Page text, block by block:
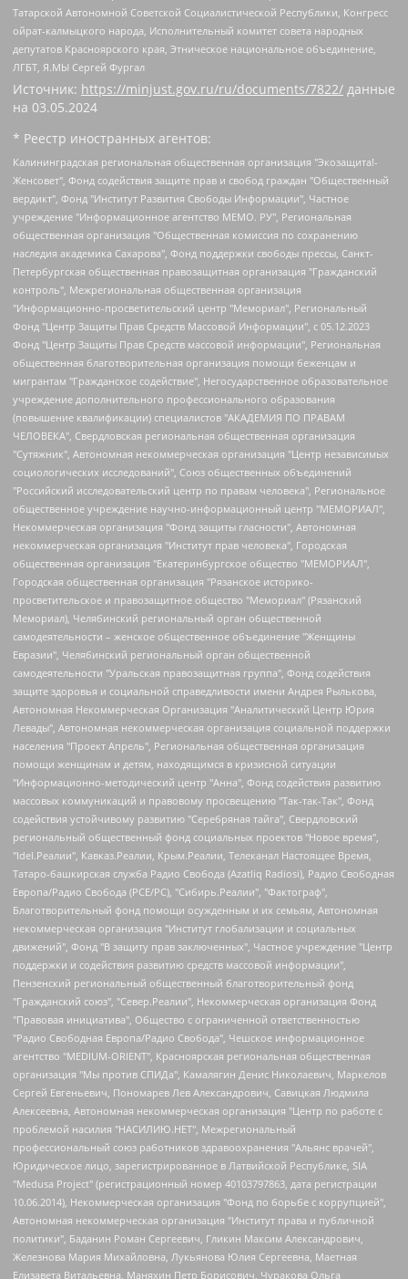
Татарской Автономной Советской Социалистической Республики, Конгресс
ойрат-калмыцкого народа, Исполнительный комитет совета народных
депутатов Красноярского края, Этническое национальное объединение,
ЛГБТ, Я.МЫ Сергей Фургал
Источник: https://minjust.gov.ru/ru/documents/7822/ данные
на 03.05.2024
* Реестр иностранных агентов:
Калининградская региональная общественная организация "Экозащита!-Женсовет", Фонд содействия защите прав и свобод граждан "Общественный вердикт", Фонд "Институт Развития Свободы Информации", Частное учреждение "Информационное агентство МЕМО. РУ", Региональная общественная организация "Общественная комиссия по сохранению наследия академика Сахарова", Фонд поддержки свободы прессы, Санкт-Петербургская общественная правозащитная организация "Гражданский контроль", Межрегиональная общественная организация "Информационно-просветительский центр "Мемориал", Региональный Фонд "Центр Защиты Прав Средств Массовой Информации", с 05.12.2023 Фонд "Центр Защиты Прав Средств массовой информации", Региональная общественная благотворительная организация помощи беженцам и мигрантам "Гражданское содействие", Негосударственное образовательное учреждение дополнительного профессионального образования (повышение квалификации) специалистов "АКАДЕМИЯ ПО ПРАВАМ ЧЕЛОВЕКА", Свердловская региональная общественная организация "Сутяжник", Автономная некоммерческая организация "Центр независимых социологических исследований", Союз общественных объединений "Российский исследовательский центр по правам человека", Региональное общественное учреждение научно-информационный центр "МЕМОРИАЛ", Некоммерческая организация "Фонд защиты гласности", Автономная некоммерческая организация "Институт прав человека", Городская общественная организация "Екатеринбургское общество "МЕМОРИАЛ", Городская общественная организация "Рязанское историко-просветительское и правозащитное общество "Мемориал" (Рязанский Мемориал), Челябинский региональный орган общественной самодеятельности – женское общественное объединение "Женщины Евразии", Челябинский региональный орган общественной самодеятельности "Уральская правозащитная группа", Фонд содействия защите здоровья и социальной справедливости имени Андрея Рылькова, Автономная Некоммерческая Организация "Аналитический Центр Юрия Левады", Автономная некоммерческая организация социальной поддержки населения "Проект Апрель", Региональная общественная организация помощи женщинам и детям, находящимся в кризисной ситуации "Информационно-методический центр "Анна", Фонд содействия развитию массовых коммуникаций и правовому просвещению "Так-так-Так", Фонд содействия устойчивому развитию "Серебряная тайга", Свердловский региональный общественный фонд социальных проектов "Новое время", "Idel.Реалии", Кавказ.Реалии, Крым.Реалии, Телеканал Настоящее Время, Татаро-башкирская служба Радио Свобода (Azatliq Radiosi), Радио Свободная Европа/Радио Свобода (PCE/PC), "Сибирь.Реалии", "Фактограф", Благотворительный фонд помощи осужденным и их семьям, Автономная некоммерческая организация "Институт глобализации и социальных движений", Фонд "В защиту прав заключенных", Частное учреждение "Центр поддержки и содействия развитию средств массовой информации", Пензенский региональный общественный благотворительный фонд "Гражданский союз", "Север.Реалии", Некоммерческая организация Фонд "Правовая инициатива", Общество с ограниченной ответственностью "Радио Свободная Европа/Радио Свобода", Чешское информационное агентство "MEDIUM-ORIENT", Красноярская региональная общественная организация "Мы против СПИДа", Камалягин Денис Николаевич, Маркелов Сергей Евгеньевич, Пономарев Лев Александрович, Савицкая Людмила Алексеевна, Автономная некоммерческая организация "Центр по работе с проблемой насилия "НАСИЛИЮ.НЕТ", Межрегиональный профессиональный союз работников здравоохранения "Альянс врачей", Юридическое лицо, зарегистрированное в Латвийской Республике, SIA "Medusa Project" (регистрационный номер 40103797863, дата регистрации 10.06.2014), Некоммерческая организация "Фонд по борьбе с коррупцией", Автономная некоммерческая организация "Институт права и публичной политики", Баданин Роман Сергеевич, Гликин Максим Александрович, Железнова Мария Михайловна, Лукьянова Юлия Сергеевна, Маетная Елизавета Витальевна, Маняхин Петр Борисович, Чуракова Ольга Владимировна, Ярош Юлия Петровна, Юридическое лицо "The Insider SIA", зарегистрированное в Риге, Латвийская Республика (дата регистрации 26.06.2015), являющееся администратором доменного имени интернет-издания "The Insider SIA", https://theins.ru, Постернак Алексей Евгеньевич, Рубин Михаил Аркадьевич, Анин Роман Александрович, Юридическое лицо Istories fonds, зарегистрированное в Латвийской Республике (регистрационный номер 50008295751, дата регистрации 24.02.2020), Великовский Дмитрий Александрович, Долинина Ирина Николаевна, Мароховская Алеся Алексеевна, Шлейнов Роман Юрьевич, Шмагун Олеся Валентиновна, Общество с ограниченной ответственностью "Альтаир 2021", Общество с ограниченной ответственностью "Вега 2021", Общество с ограниченной ответственностью "Главный редактор 2021", Общество с ограниченной ответственностью "Ромашки монолит", Важенков Артем Валерьевич, Ивановская областная общественная организация "Центр гендерных исследований", Гурман Юрий Альбертович, Медиапроект "ОВД-Инфо", Егоров Владимир Владимирович, Жилинский Владимир Александрович, Общество с ограниченной ответственностью "ЗП", Иванова София Юрьевна, Карезина Инна Павловна, Кильтау Екатерина Викторовна, Петров Алексей Викторович, Пискунов Сергей Евгеньевич, Смирнов Сергей Сергеевич, Тихонов Михаил Сергеевич, Общество с ограниченной ответственностью "ЖУРНАЛИСТ-ИНОСТРАННЫЙ АГЕНТ", Арапова Галина Юрьевна, Вольтская Татьяна Анатольевна, Американская компания "Mason G.E.S. Anonymous Foundation" (США), являющаяся владельцем интернет-издания https://mnews.world/, Компания "Stichting Bellingcat", зарегистрированная в Нидерландах (дата регистрации 11.07.2018), Захаров Андрей Вячеславович, Клепиковская Екатерина Дмитриевна, Общество с ограниченной ответственностью "МЕМО", Перл Роман Александрович, Симонов Евгений Алексеевич, Соловьева Елена Анатольевна, Сотников Даниил Владимирович, Сурначева Елизавета Дмитриевна, Автономная некоммерческая организация по защите прав человека и информированию населения "Якутия – Наше Мнение", Общество с ограниченной ответственностью "Москоу диджитал медиа", с 26.01.2023 Общество с ограниченной ответственностью "Чайка Белые сады", Ветошкина Валерия Валерьевна, Заговора Максим Александрович, Межрегиональное общественное движение "Российская ЛГБТ - сеть", Оленичев Максим Владимирович, Павлов Иван Юрьевич, Скворцова Елена Сергеевна, Общество с ограниченной ответственностью "Как бы инагент", Кочетков Игорь Викторович, Общество с ограниченной ответственностью "Честные выборы", Еланчик Олег Александрович, Общество с ограниченной ответственностью "Нобелевский призыв", Гималова Регина Эмилевна, Григорьев Андрей Валерьевич, Григорьева Алина Александровна, Ассоциация по содействию защите прав призывников, альтернативнослужащих и военнослужащих "Правозащитная группа "Гражданин.Армия.Право", Хисамова Регина Фаритовна, Автономная некоммерческая организация по реализации социально-правовых программ "Лилит", Дальневосточное общественное движение "Маяк", Санкт-Петербургская ЛГБТ-инициативная группа "Выход", Инициативная группа ЛГБТ+ "Реверс", Алексеев Андрей Викторович, Бекбулатова Таисия Львовна, Беляев Иван Михайлович, Владыкина Елена Сергеевна, Гельман Марат Александрович, Никульшина Вероника Юрьевна, Толоконникова Надежда Андреевна, Шендерович Виктор Анатольевич, Общество с ограниченной ответственностью "Данное сообщение", Общество с ограниченной ответственностью Издательский дом "Новая глава", Айнбиндер Александра Александровна, Московский комьюнити-центр для ЛГБТ+инициатив, Благотворительный фонд развития филантропии, Deutsche Welle (Германия, Kurt-Schumacher-Strasse 3, 53113 Bonn), Борзунова Мария Михайловна, Воробьев Виктор Викторович, Голубева Анна Львовна, Константинова Алла Михайловна, Малкова Ирина Владимировна, Мурадов Мурад Абдулгалимович, Осетинская Елизавета Николаевна, Понасенков Евгений Николаевич, Ганапольский Матвей Юрьевич, Киселев Евгений Алексеевич, Борухович Ирина Григорьевна, Дремин Иван Тимофеевич, Дубровский Дмитрий Викторович, Красноярская региональная общественная организация поддержки и развития альтернативных образовательных технологий и межкультурных коммуникаций "ИНТЕРРА", Маяковская Екатерина Алексеевна, Фейгин Марк Захарович, Филимонов Андрей Викторович, Дзугкоева Регина Николаевна, Доброхотов Роман Александрович, Дудь Юрий Александрович, Елкин Сергей Владимирович, Кругликов Кирилл Игоревич, Сабунаева Мария Леонидовна, Семенов Алексей Владимирович, Шаинян Карен Багратович, Шульман Екатерина Михайловна, Асафьев Артур Валерьевич, Вахштайн Виктор Семенович, Венедиктов Алексей Алексеевич, Лушникова Екатерина Евгеньевна, Волков Леонид Михайлович, Невзоров Александр Глебович, Пархоменко Сергей Борисович, Сироткин Ярослав Николаевич, Кара-Мурза Владимир Владимирович, Баранова Наталья Владимировна, Гозман Леонид Яковлевич, Кагарлицкий Борис Юльевич, Климарев Михаил Валерьевич, Милов Владимир Станиславович, Автономная некоммерческая организация Краснодарский центр современного искусства "Типография", Моргенштерн Алишер Тагирович, Соболь Любовь Эдуардовна, Общество с ограниченной ответственностью "ЛИЗА НОРМ", Каспаров Гарри Кимович, Ходорковский Михаил Борисович, Общество с ограниченной ответственностью "Апрельские тезисы", Данилович Ирина Брониславовна, Кашин Олег Владимирович, Петров Николай Владимирович, Пивоваров Алексей Владимирович, Соколов Михаил Владимирович, Цветкова Юлия Владимировна, Чичваркин Евгений Александрович, Комитет против пыток/Команда против пыток, Общество с ограниченной ответственностью "Первый научный", Общество с ограниченной ответственностью "Вертолет и ко", Белоцерковская Вероника Борисовна, Кац Максим Евгеньевич, Лазарева Татьяна Юрьевна, Шаведдинов Руслан Табризович, Яшин Илья Валерьевич, Общество с ограниченной ответственностью "Иноагент ААВ", Алешковский Дмитрий Петрович, Альбац Евгения Марковна, Быков Дмитрий Львович, Галямина Юлия Евгеньевна, Лойко Сергей Леонидович, Мартынов Кирилл Константинович, Медведев Сергей Александрович, Крашенинников Федор Геннадиевич, Гордеева Катерина Вл